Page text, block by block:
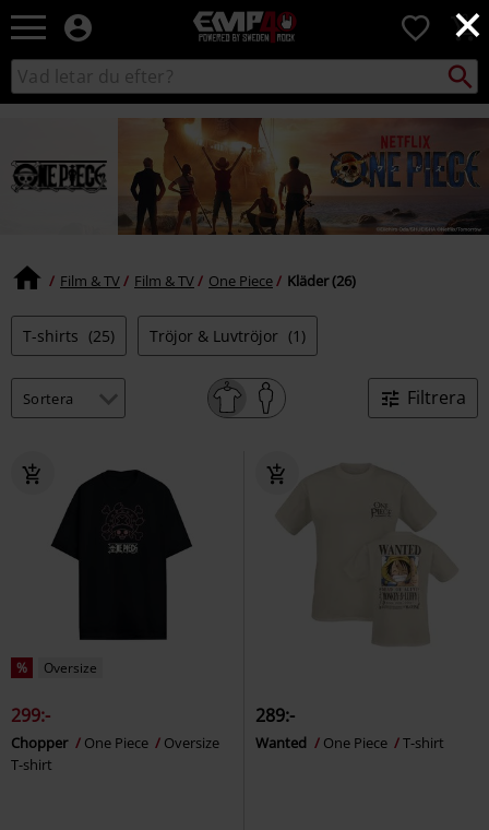
×
EMP
-
Musik,
TV
Spelmerch
Alternativt
Mode
0
Sök
i
Sök
Film & TV Film & TV One Piece Kläder (26)
T-shirts (25) Tröjor & Luvtröjor (1)
Filtrera
% Oversize
299:-
Chopper One Piece
Oversize
T-shirt
289:-
Wanted One Piece T-shirt